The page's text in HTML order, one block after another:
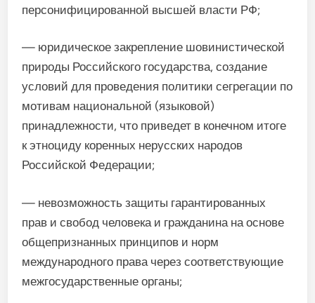
персонифицированной высшей власти РФ;
— юридическое закрепление шовинистической
природы Российского государства, создание
условий для проведения политики сегрегации по
мотивам национальной (языковой)
принадлежности, что приведет в конечном итоге
к этноциду коренных нерусских народов
Российской Федерации;
— невозможность защиты гарантированных
прав и свобод человека и гражданина на основе
общепризнанных принципов и норм
международного права через соответствующие
межгосударственные органы;